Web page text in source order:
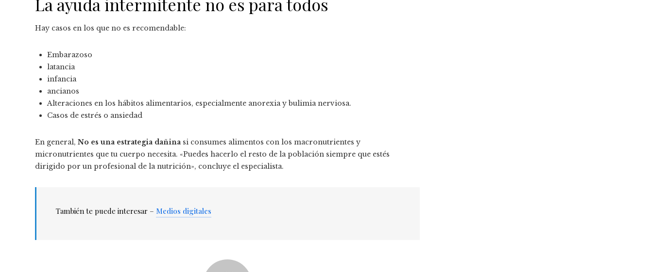
Hay casos en los que no es recomendable:
Embarazoso
latancia
infancia
ancianos
Alteraciones en los hábitos alimentarios, especialmente anorexia y bulimia nerviosa.
Casos de estrés o ansiedad
En general, No es una estrategia dañina si consumes alimentos con los macronutrientes y
micronutrientes que tu cuerpo necesita. «Puedes hacerlo el resto de la población siempre que estés
dirigido por un profesional de la nutrición», concluye el especialista.
También te puede interesar – Medios digitales